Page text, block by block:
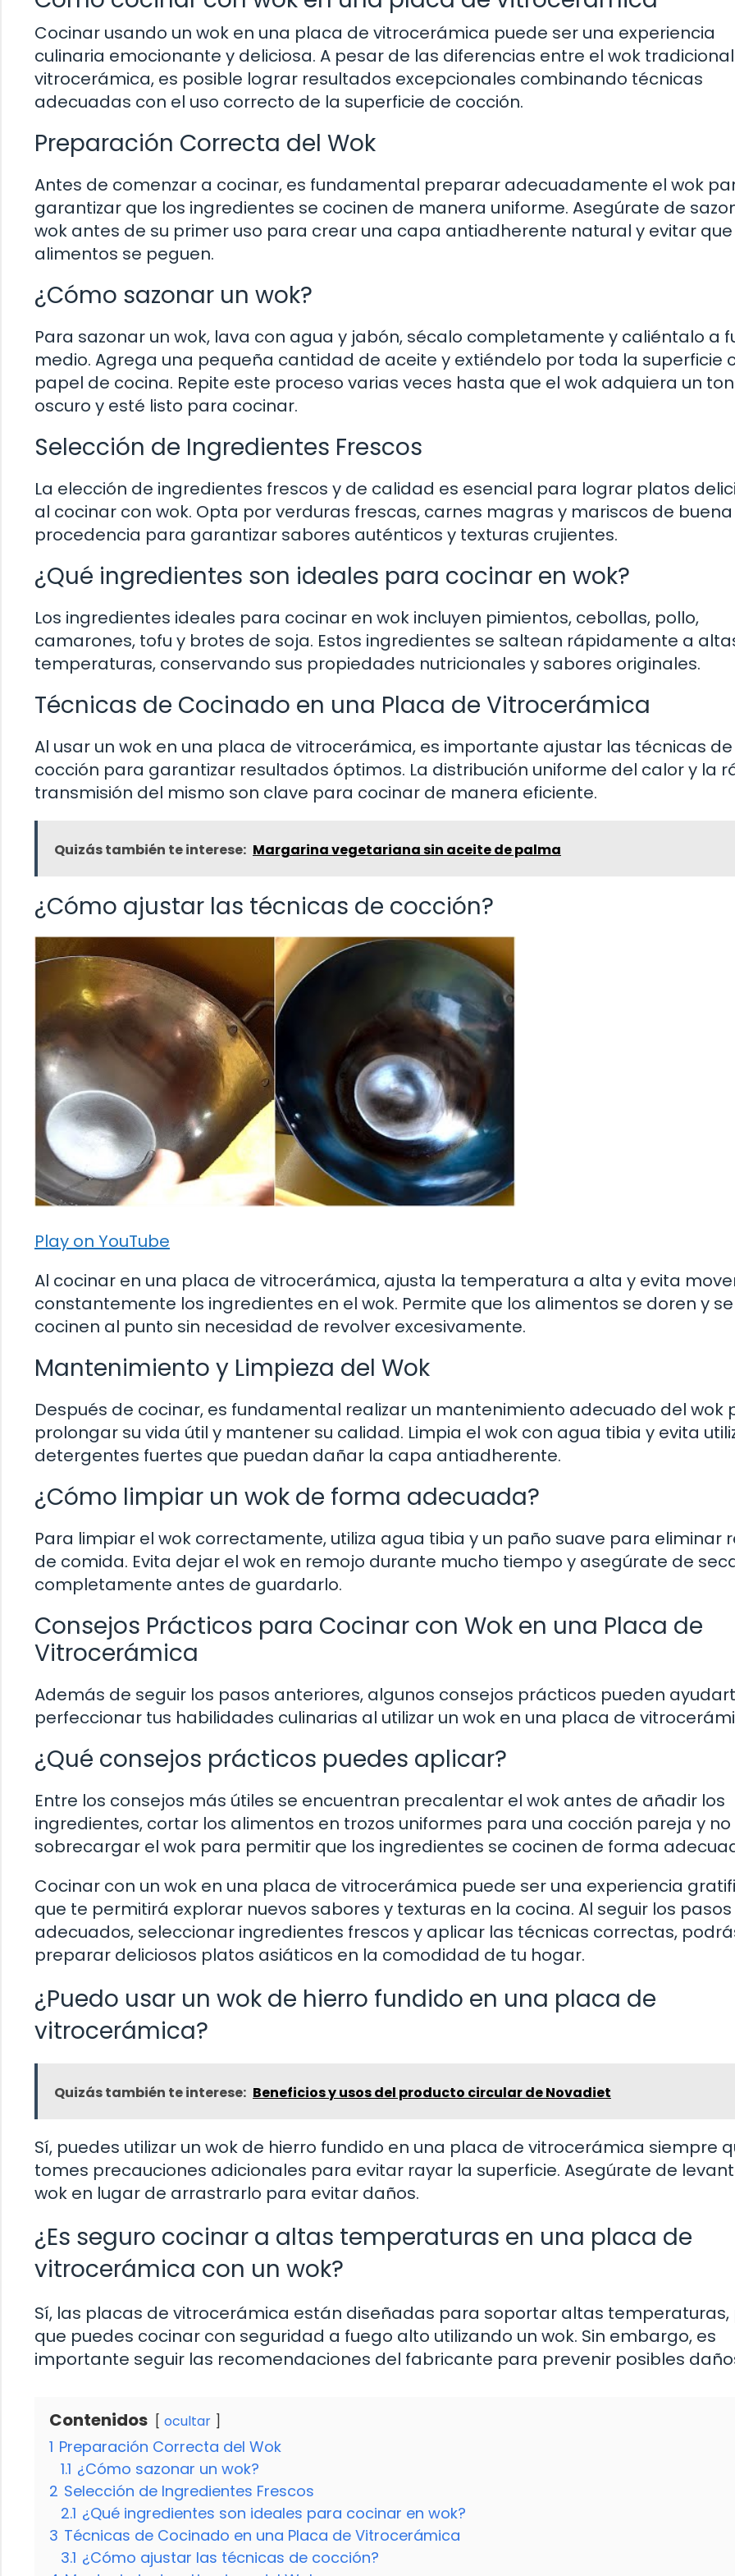
Cocinar usando un wok en una placa de vitrocerámica puede ser una experiencia
culinaria emocionante y deliciosa. A pesar de las diferencias entre el wok
vitrocerámica, es posible lograr resultados excepcionales combinando técnicas
adecuadas con el uso correcto de la superficie de cocción.
Preparación Correcta del Wok
Antes de comenzar a cocinar, es fundamental preparar adecuadamente el wok
garantizar que los ingredientes se cocinen de manera uniforme. Asegúrate de
wok antes de su primer uso para crear una capa antiadherente natural y evitar que
alimentos se peguen.
¿Cómo sazonar un wok?
Para sazonar un wok, lava con agua y jabón, sécalo completamente y caliéntalo a
medio. Agrega una pequeña cantidad de aceite y extiéndelo por toda la superficie
papel de cocina. Repite este proceso varias veces hasta que el wok adquiera un
oscuro y esté listo para cocinar.
Selección de Ingredientes Frescos
La elección de ingredientes frescos y de calidad es esencial para lograr platos
al cocinar con wok. Opta por verduras frescas, carnes magras y mariscos de buena
procedencia para garantizar sabores auténticos y texturas crujientes.
¿Qué ingredientes son ideales para cocinar en wok?
Los ingredientes ideales para cocinar en wok incluyen pimientos, cebollas, pollo,
camarones, tofu y brotes de soja. Estos ingredientes se saltean rápidamente a
temperaturas, conservando sus propiedades nutricionales y sabores originales.
Técnicas de Cocinado en una Placa de Vitrocerámica
Al usar un wok en una placa de vitrocerámica, es importante ajustar las técnicas de
cocción para garantizar resultados óptimos. La distribución uniforme del calor y la
transmisión del mismo son clave para cocinar de manera eficiente.
Quizás también te interese: Margarina vegetariana sin aceite de palma
¿Cómo ajustar las técnicas de cocción?
Play on YouTube
Al cocinar en una placa de vitrocerámica, ajusta la temperatura a alta y evita
constantemente los ingredientes en el wok. Permite que los alimentos se doren y se
cocinen al punto sin necesidad de revolver excesivamente.
Mantenimiento y Limpieza del Wok
Después de cocinar, es fundamental realizar un mantenimiento adecuado del wok
prolongar su vida útil y mantener su calidad. Limpia el wok con agua tibia y evita
detergentes fuertes que puedan dañar la capa antiadherente.
¿Cómo limpiar un wok de forma adecuada?
Para limpiar el wok correctamente, utiliza agua tibia y un paño suave para eliminar
de comida. Evita dejar el wok en remojo durante mucho tiempo y asegúrate de
completamente antes de guardarlo.
Consejos Prácticos para Cocinar con Wok en una Placa de
Vitrocerámica
Además de seguir los pasos anteriores, algunos consejos prácticos pueden
perfeccionar tus habilidades culinarias al utilizar un wok en una placa de
¿Qué consejos prácticos puedes aplicar?
Entre los consejos más útiles se encuentran precalentar el wok antes de añadir los
ingredientes, cortar los alimentos en trozos uniformes para una cocción pareja y no
sobrecargar el wok para permitir que los ingredientes se cocinen de forma
Cocinar con un wok en una placa de vitrocerámica puede ser una experiencia
que te permitirá explorar nuevos sabores y texturas en la cocina. Al seguir los pasos
adecuados, seleccionar ingredientes frescos y aplicar las técnicas correctas,
preparar deliciosos platos asiáticos en la comodidad de tu hogar.
¿Puedo usar un wok de hierro fundido en una placa de
vitrocerámica?
Quizás también te interese: Beneficios y usos del producto circular de Novadiet
Sí, puedes utilizar un wok de hierro fundido en una placa de vitrocerámica siempre
tomes precauciones adicionales para evitar rayar la superficie. Asegúrate de
wok en lugar de arrastrarlo para evitar daños.
¿Es seguro cocinar a altas temperaturas en una placa de
vitrocerámica con un wok?
Sí, las placas de vitrocerámica están diseñadas para soportar altas temperaturas,
que puedes cocinar con seguridad a fuego alto utilizando un wok. Sin embargo, es
importante seguir las recomendaciones del fabricante para prevenir posibles
Contenidos ocultar
1 Preparación Correcta del Wok
1.1 ¿Cómo sazonar un wok?
2 Selección de Ingredientes Frescos
2.1 ¿Qué ingredientes son ideales para cocinar en wok?
3 Técnicas de Cocinado en una Placa de Vitrocerámica
3.1 ¿Cómo ajustar las técnicas de cocción?